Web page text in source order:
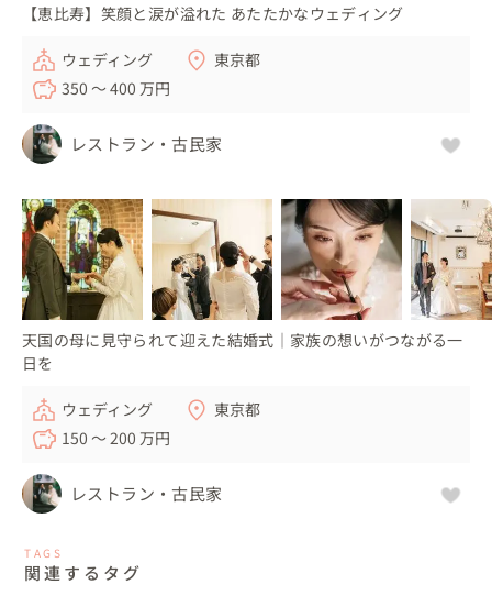
【恵比寿】笑顔と涙が溢れた あたたかなウェディング
ウェディング
東京都
350 〜 400 万円
レストラン・古民家
天国の母に見守られて迎えた結婚式｜家族の想いがつながる一
日を
ウェディング
東京都
150 〜 200 万円
レストラン・古民家
TAGS
関連するタグ